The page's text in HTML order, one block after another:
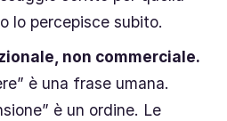
lo percepisce subito.
non commerciale.
è una frase umana.
è un ordine. Le